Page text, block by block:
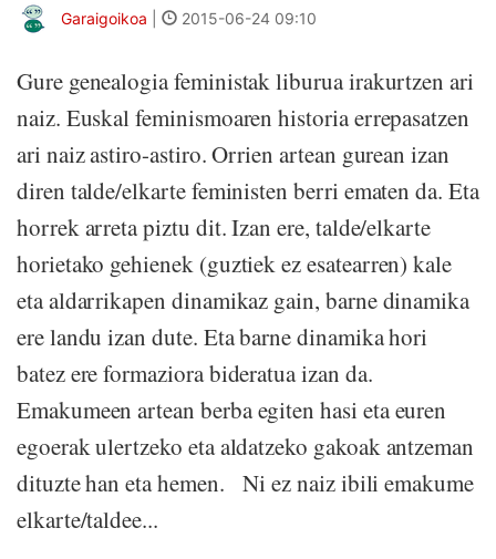
Garaigoikoa 2015-06-24 09:10
Gure genealogia feministak liburua irakurtzen ari
naiz. Euskal feminismoaren historia errepasatzen
ari naiz astiro-astiro. Orrien artean gurean izan
diren talde/elkarte feministen berri ematen da. Eta
horrek arreta piztu dit. Izan ere, talde/elkarte
horietako gehienek (guztiek ez esatearren) kale
eta aldarrikapen dinamikaz gain, barne dinamika
ere landu izan dute. Eta barne dinamika hori
batez ere formaziora bideratua izan da.
Emakumeen artean berba egiten hasi eta euren
egoerak ulertzeko eta aldatzeko gakoak antzeman
dituzte han eta hemen. Ni ez naiz ibili emakume
elkarte/taldee...